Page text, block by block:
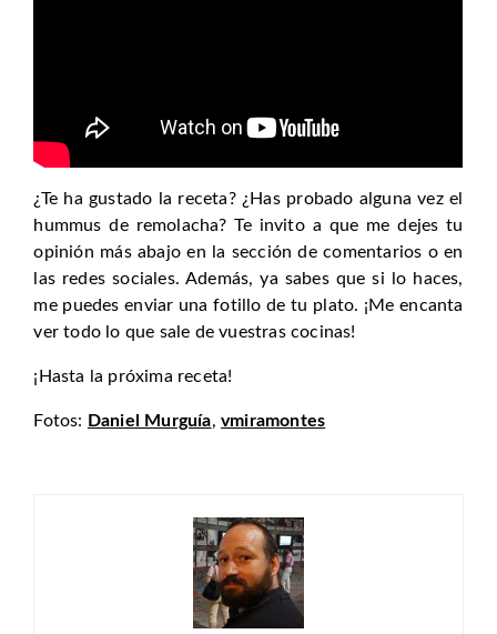
¿Te ha gustado la receta? ¿Has probado alguna vez el
hummus de remolacha? Te invito a que me dejes tu
opinión más abajo en la sección de comentarios o en
las redes sociales. Además, ya sabes que si lo haces,
me puedes enviar una fotillo de tu plato. ¡Me encanta
ver todo lo que sale de vuestras cocinas!
¡Hasta la próxima receta!
Fotos: Daniel Murguía,vmiramontes